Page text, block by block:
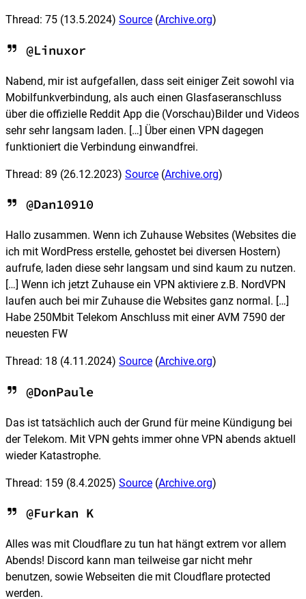
Thread: 75 (13.5.2024) Source (Archive.org)
@Linuxor
Nabend, mir ist aufgefallen, dass seit einiger Zeit sowohl via
Mobilfunkverbindung, als auch einen Glasfaseranschluss
über die offizielle Reddit App die (Vorschau)Bilder und Videos
sehr sehr langsam laden. […] Über einen VPN dagegen
funktioniert die Verbindung einwandfrei.
Thread: 89 (26.12.2023) Source (Archive.org)
@Dan10910
Hallo zusammen. Wenn ich Zuhause Websites (Websites die
ich mit WordPress erstelle, gehostet bei diversen Hostern)
aufrufe, laden diese sehr langsam und sind kaum zu nutzen.
[…] Wenn ich jetzt Zuhause ein VPN aktiviere z.B. NordVPN
laufen auch bei mir Zuhause die Websites ganz normal. […]
Habe 250Mbit Telekom Anschluss mit einer AVM 7590 der
neuesten FW
Thread: 18 (4.11.2024) Source (Archive.org)
@DonPaule
Das ist tatsächlich auch der Grund für meine Kündigung bei
der Telekom. Mit VPN gehts immer ohne VPN abends aktuell
wieder Katastrophe.
Thread: 159 (8.4.2025) Source (Archive.org)
@Furkan K
Alles was mit Cloudflare zu tun hat hängt extrem vor allem
Abends! Discord kann man teilweise gar nicht mehr
benutzen, sowie Webseiten die mit Cloudflare protected
werden.